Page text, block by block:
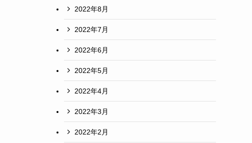
2022年8月
2022年7月
2022年6月
2022年5月
2022年4月
2022年3月
2022年2月